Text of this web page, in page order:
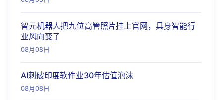
智元机器人把九位高管照片挂上官网，具身智能行
业风向变了
08月08日
AI刺破印度软件业30年估值泡沫
08月08日